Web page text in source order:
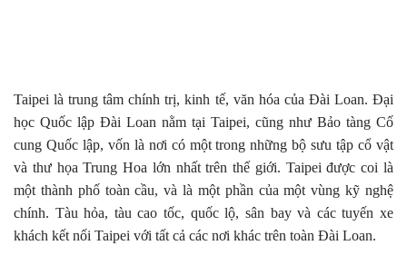
Taipei là trung tâm chính trị, kinh tế, văn hóa của Đài Loan. Đại
học Quốc lập Đài Loan nằm tại Taipei, cũng như Bảo tàng Cố
cung Quốc lập, vốn là nơi có một trong những bộ sưu tập cổ vật
và thư họa Trung Hoa lớn nhất trên thế giới. Taipei được coi là
một thành phố toàn cầu, và là một phần của một vùng kỹ nghệ
chính. Tàu hỏa, tàu cao tốc, quốc lộ, sân bay và các tuyến xe
khách kết nối Taipei với tất cả các nơi khác trên toàn Đài Loan.